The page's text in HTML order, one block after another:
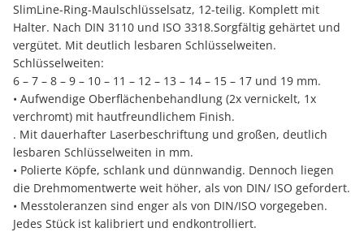
SlimLine-Ring-Maulschlüsselsatz, 12-teilig. Komplett mit
Halter. Nach DIN 3110 und ISO 3318.Sorgfältig gehärtet und
vergütet. Mit deutlich lesbaren Schlüsselweiten.
Schlüsselweiten:
6 – 7 – 8 – 9 – 10 – 11 – 12 – 13 – 14 – 15 – 17 und 19 mm.
• Aufwendige Oberflächenbehandlung (2x vernickelt, 1x
verchromt) mit hautfreundlichem Finish.
. Mit dauerhafter Laserbeschriftung und großen, deutlich
lesbaren Schlüsselweiten in mm.
• Polierte Köpfe, schlank und dünnwandig. Dennoch liegen
die Drehmomentwerte weit höher, als von DIN/ ISO gefordert.
• Messtoleranzen sind enger als von DIN/ISO vorgegeben.
Jedes Stück ist kalibriert und endkontrolliert.